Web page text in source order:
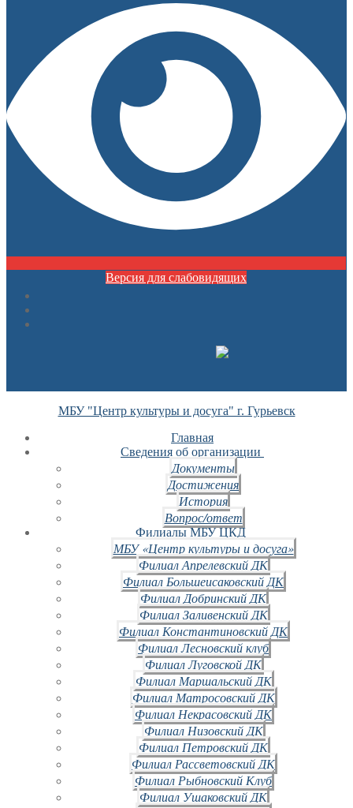
Версия для слабовидящих
МБУ "Центр культуры и досуга" г. Гурьевск
Главная
Сведения об организации
Документы
Достижения
История
Вопрос/ответ
Филиалы МБУ ЦКД
МБУ «Центр культуры и досуга»
Филиал Апрелевский ДК
Филиал Большеисаковский ДК
Филиал Добринский ДК
Филиал Заливенский ДК
Филиал Константиновский ДК
Филиал Лесновский клуб
Филиал Луговской ДК
Филиал Маршальский ДК
Филиал Матросовский ДК
Филиал Некрасовский ДК
Филиал Низовский ДК
Филиал Петровский ДК
Филиал Рассветовский ДК
Филиал Рыбновский Клуб
Филиал Ушаковский ДК